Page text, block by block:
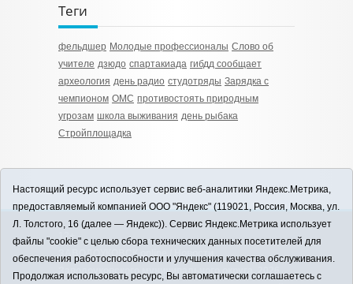
Теги
фельдшер Молодые профессионалы Слово об
учителе дзюдо спартакиада гибдд сообщает
археология день радио студотряды Зарядка с
чемпионом ОМС противостоять природным
угрозам школа выживания день рыбака
Стройплощадка
12+
ЗАВОДОУКОВСК online / Новости
Заводоуковского муниципального округа, 2026
Настоящий ресурс использует сервис веб-аналитики Яндекс.Метрика,
предоставляемый компанией ООО "Яндекс" (119021, Россия, Москва, ул.
Л. Толстого, 16 (далее — Яндекс)). Сервис Яндекс.Метрика использует
файлы "cookie" с целью сбора технических данных посетителей для
обеспечения работоспособности и улучшения качества обслуживания.
Продолжая использовать ресурс, Вы автоматически соглашаетесь с